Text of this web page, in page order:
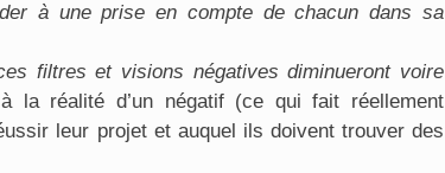
à une prise en compte de chacun dans sa
filtres et visions négatives diminueront voire
la réalité d’un négatif (ce qui fait réellement
leur projet et auquel ils doivent trouver des